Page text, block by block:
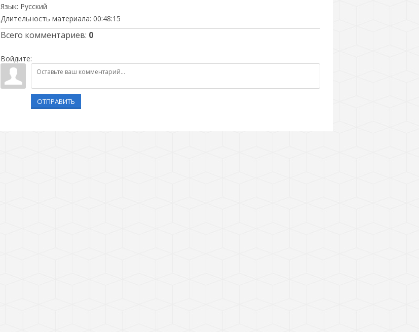
Язык: Русский
Длительность материала: 00:48:15
Всего комментариев: 0
Войдите:
ОТПРАВИТЬ